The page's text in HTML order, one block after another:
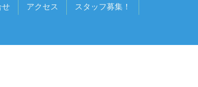
せ アクセス スタッフ募集！